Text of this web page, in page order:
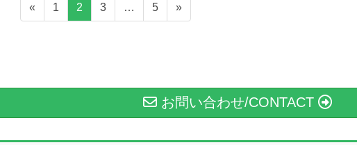
«
固
定
1
固
定
2
固
定
3 …
固
定
5 »
お問い合わせ/CONTACT